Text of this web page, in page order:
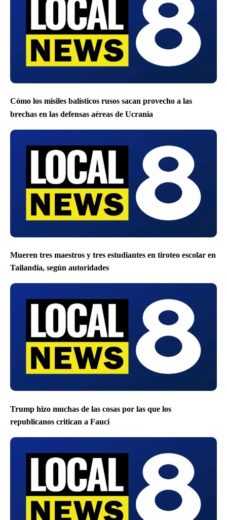
Cómo los misiles balísticos rusos sacan provecho a las
brechas en las defensas aéreas de Ucrania
Mueren tres maestros y tres estudiantes en tiroteo escolar en
Tailandia, según autoridades
Trump hizo muchas de las cosas por las que los
republicanos critican a Fauci